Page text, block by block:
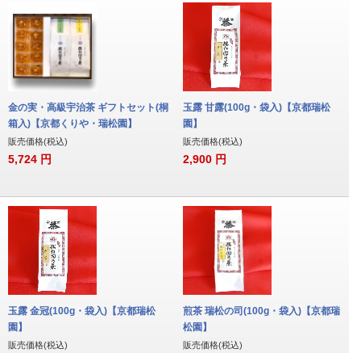
金の実・高級宇治茶 ギフトセット(桐
箱入)【京都くりや・瑞松園】
販売価格(税込)
5,724 円
玉露 甘露(100g・袋入)【京都瑞松
園】
販売価格(税込)
2,900 円
玉露 金冠(100g・袋入)【京都瑞松
園】
販売価格(税込)
煎茶 瑞松の司(100g・袋入)【京都瑞
松園】
販売価格(税込)